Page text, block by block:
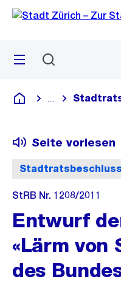
Navigation
Sprunglink
Menü
Deutsch
Blende alle
Stadtratsbeschluss
Seite vorlesen
StRB Nr. 1208/2011
Entwurf
«Lärm von
des